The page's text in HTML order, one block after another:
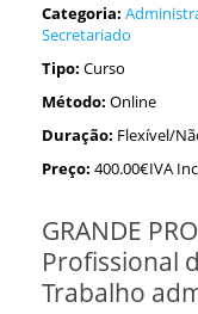
Categoria:
Secretariado
Tipo: Curso
Método: Online
Duração: Flexível/
Preço: 400.00€IVA
GRANDE
Profissional
Trabalho